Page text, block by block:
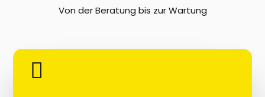
Von der Beratung bis zur Wartung